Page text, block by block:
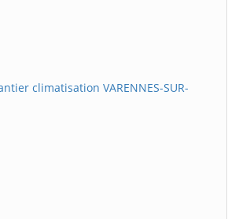
climatisation VARENNES-SUR-